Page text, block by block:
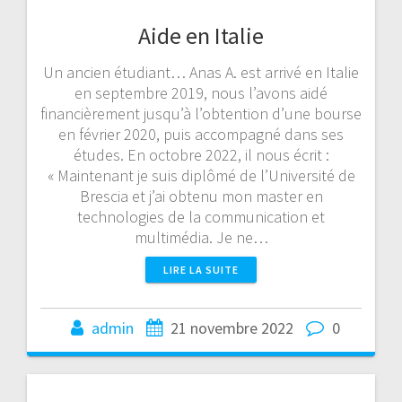
Aide en Italie
Un ancien étudiant… Anas A. est arrivé en Italie
en septembre 2019, nous l’avons aidé
financièrement jusqu’à l’obtention d’une bourse
en février 2020, puis accompagné dans ses
études. En octobre 2022, il nous écrit :
« Maintenant je suis diplômé de l’Université de
Brescia et j’ai obtenu mon master en
technologies de la communication et
multimédia. Je ne…
LIRE LA SUITE
admin 21 novembre 2022 0